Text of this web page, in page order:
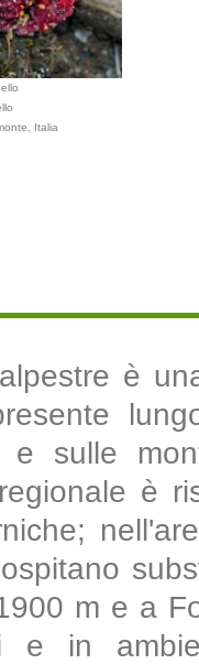
Italia
è
e sulle
è
m e a
e in